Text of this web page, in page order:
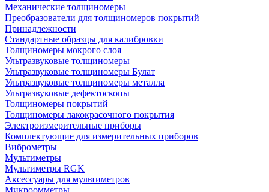
Механические толщиномеры
Преобразователи для толщиномеров покрытий
Принадлежности
Стандартные образцы для калибровки
Толщиномеры мокрого слоя
Ультразвуковые толщиномеры
Ультразвуковые толщиномеры Булат
Ультразвуковые толщиномеры металла
Ультразвуковые дефектоскопы
Толщиномеры покрытий
Толщиномеры лакокрасочного покрытия
Электроизмерительные приборы
Комплектующие для измерительных приборов
Виброметры
Мультиметры
Мультиметры RGK
Аксессуары для мультиметров
Микроомметры